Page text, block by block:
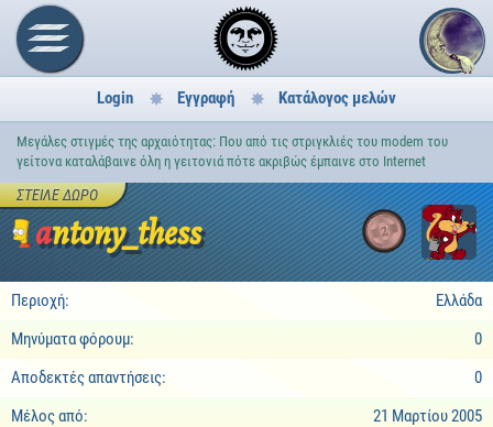
Login Εγγραφή Κατάλογος μελών
Μεγάλες στιγμές της αρχαιότητας: Που από τις στριγκλιές του modem του
γείτονα καταλάβαινε όλη η γειτονιά πότε ακριβώς έμπαινε στο Internet
antony_thess 2
ΣΤΕΊΛΕ ΔΏΡΟ
Περιοχή:
Ελλάδα
Μηνύματα φόρουμ:
0
Αποδεκτές απαντήσεις:
0
Μέλος από:
21 Μαρτίου 2005